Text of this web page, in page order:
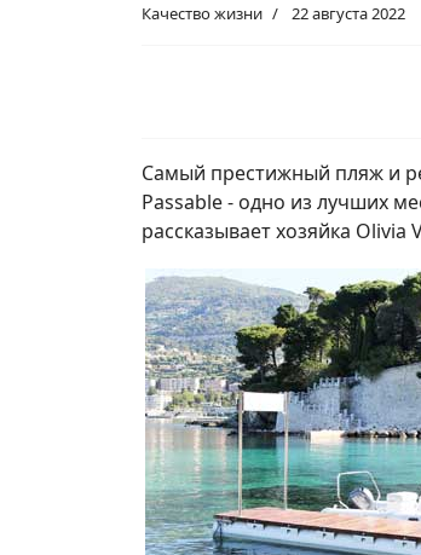
Качество жизни 22 августа 2022
Самый престижный пляж и
Passable - одно из лучших
рассказывает хозяйка Olivia